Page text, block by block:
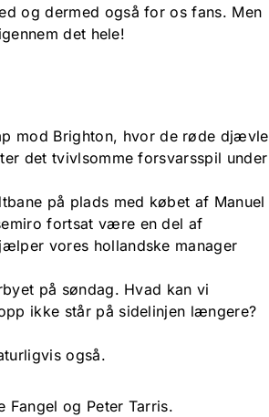
og dermed også for os fans. Men
det hele!
mod Brighton, hvor de røde djævle
det tvivlsomme forsvarsspil under
på plads med købet af Manuel
fortsat være en del af
vores hollandske manager
på søndag. Hvad kan vi
ikke står på sidelinjen længere?
også.
Fangel og Peter Tarris.